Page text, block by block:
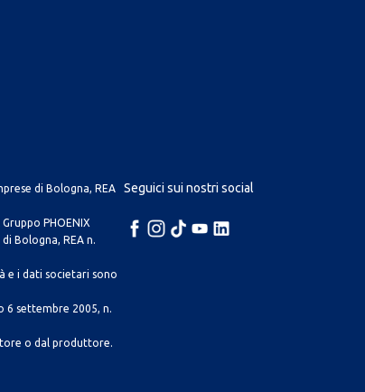
di Bologna, REA
PHOENIX
Bologna, REA n.
e i dati societari sono
6 settembre 2005, n.
o dal produttore.
Seguici sui nostri social